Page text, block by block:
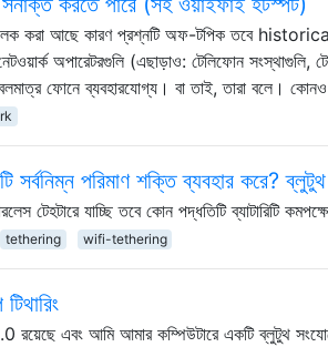
আছে কারণ প্রশ্নটি অফ-টপিক তবে
অপারেটরগুলি (এছাড়াও: টেলিফোন
ফোনে ব্যবহারযোগ্য। বা তাই, তারা বলে।
সর্বনিম্ন পরিমাণ শক্তি ব্যবহার করে?
টেহটারে যাচ্ছি তবে কোন পদ্ধতিটি ব্যাটারিটি
tethering wifi-tethering
রয়েছে এবং আমি আমার কম্পিউটারে একটি ব্লুটুথ